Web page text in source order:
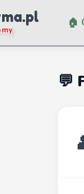
🏠
💬